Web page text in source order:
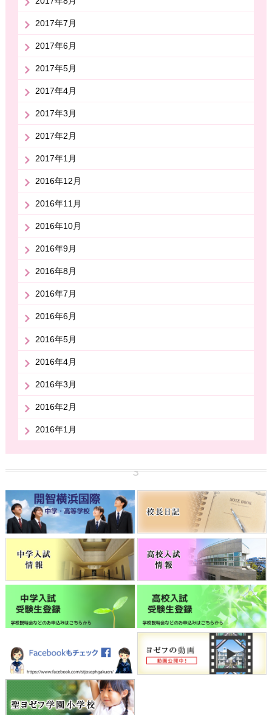
2017年7月
2017年6月
2017年5月
2017年4月
2017年3月
2017年2月
2017年1月
2016年12月
2016年11月
2016年10月
2016年9月
2016年8月
2016年7月
2016年6月
2016年5月
2016年4月
2016年3月
2016年2月
2016年1月